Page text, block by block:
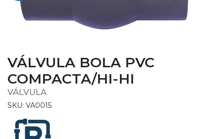
VÁLVULA BOLA PVC
COMPACTA/HI-HI
VÁLVULA
SKU: VA0015